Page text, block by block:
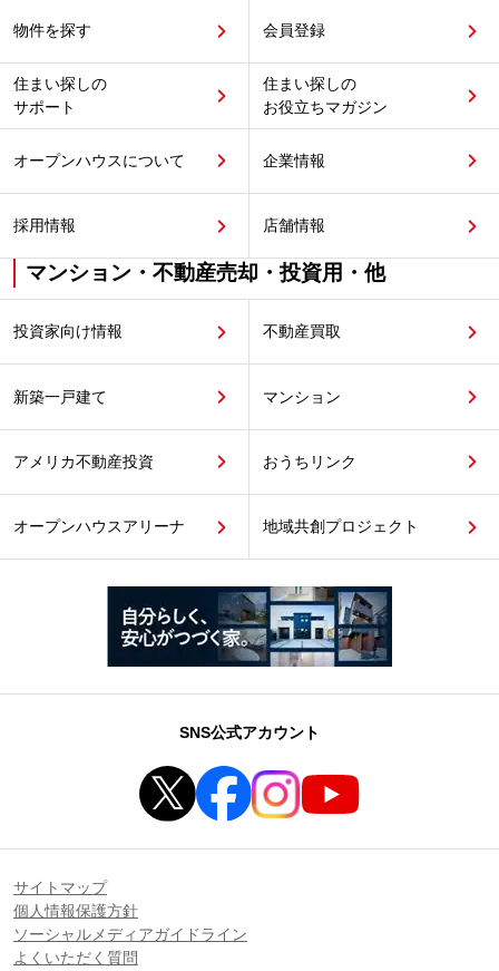
物件を探す 会員登録
住まい探しの
サポート
住まい探しの
お役立ちマガジン
オープンハウスについて 企業情報
採用情報 店舗情報
マンション・不動産売却・投資用・他
投資家向け情報 不動産買取
新築一戸建て マンション
アメリカ不動産投資 おうちリンク
オープンハウスアリーナ 地域共創プロジェクト
SNS公式アカウント
サイトマップ
個人情報保護方針
ソーシャルメディアガイドライン
よくいただく質問